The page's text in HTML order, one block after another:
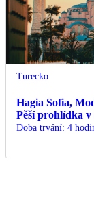
Turecko
Hagia Sofia,
Pěší prohlídka v
Doba trvání: 4